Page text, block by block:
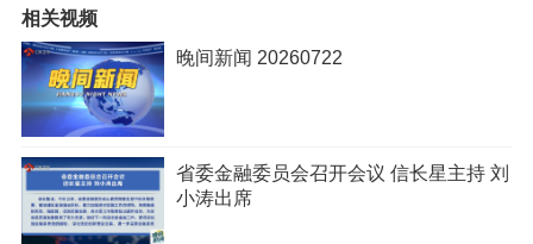
相关视频
晚间新闻 20260722
省委金融委员会召开会议 信长星主持 刘
小涛出席